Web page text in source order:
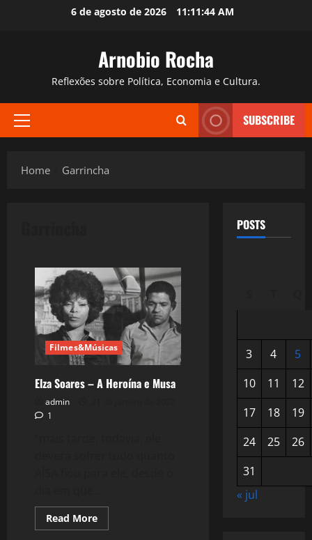
6 de agosto de 2026 11:11:45 AM
Arnobio Rocha
Reflexões sobre Política, Economia e Cultura.
Primary
SUBSCRIBE
Home Garrincha
Filmes&Músicas
Elza Soares – A Heroína e Musa
admin
1
Read MoreRead
more
Mitologia
POSTS
3 4
5
10
11
12
17
18
19
24
25
26
31
« jul